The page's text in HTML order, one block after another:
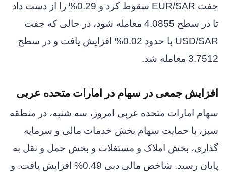
جفت EUR/SAR سقوط کرد و 0.29% را از دست داد
تا در سطح 4.0855 معامله شود، در حالی که جفت
USD/SAR با حدود 0.02% افزایش یافت و در سطح
3.7512 معامله شد.
افزایش جمعی در سهام در امارات متحده عربی
سهام امارات متحده عربی امروز، سه شنبه، در منطقه
سبز، با حمایت سهام بخش خدمات مالی و سرمایه
گذاری، بخش املاک و مستغلات و بخش حمل و نقل به
پایان رسید. شاخص مالی دبی 0.49% افزایش یافت. و